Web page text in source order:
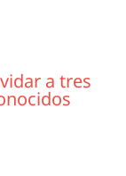
a tres